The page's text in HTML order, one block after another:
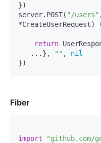
})
server.POST( "/users"
*CreateUserRequest)
return
   ...},
"" , nil
Fiber
import
"github.com/